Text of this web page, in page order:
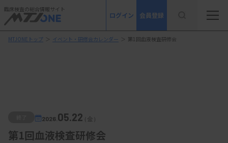
臨床検査の総合情報サイト
ログイン 会員登録
MTJONEトップ ＞ イベント・研修会カレンダー ＞ 第1回血液検査研修会
2026. 05.22（金）
第1回血液検査研修会